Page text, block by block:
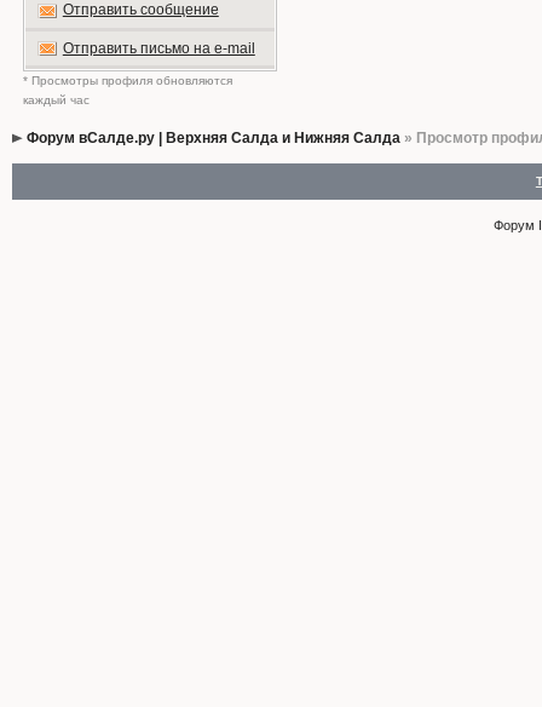
Отправить сообщение
Отправить письмо на e-mail
* Просмотры профиля обновляются
каждый час
Форум вСалде.ру | Верхняя Салда и Нижняя Салда» Просмотр
Форум